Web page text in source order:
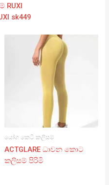
sk449
යෝග කෙටි කලිසම්
ACTGLARE ධාවන කොට
කලිසම් පිරිමි